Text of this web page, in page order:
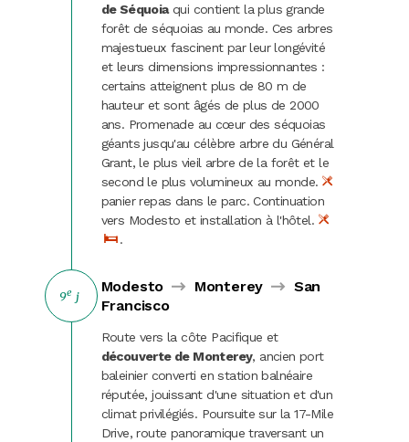
de Séquoiaqui contient la plus grande
forêt de séquoias au monde. Ces arbres
majestueux fascinent par leur longévité
et leurs dimensions impressionnantes :
certains atteignent plus de 80 m de
hauteur et sont âgés de plus de 2000
ans. Promenade au cœur des séquoias
géants jusqu'au célèbre arbre du Général
Grant, le plus vieil arbre de la forêt et le
second le plus volumineux au monde.
panier repas dans le parc. Continuation
vers Modesto et installation à l'hôtel.
.
9e j
Modesto Monterey
San
Francisco
Route vers la côte Pacifique et
découverte de Monterey, ancien port
baleinier converti en station balnéaire
réputée, jouissant d'une situation et d'un
climat privilégiés. Poursuite sur la 17-Mile
Drive, route panoramique traversant un